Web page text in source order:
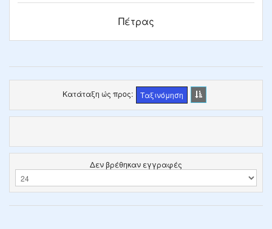
Πέτρας
Κατάταξη ώς προς Ταξινόμηση
Δεν βρέθηκαν εγγραφές